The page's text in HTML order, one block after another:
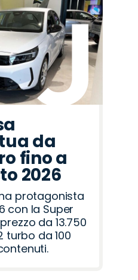
da
fino a
2026
protagonista
con la Super
da 13.750
turbo da 100